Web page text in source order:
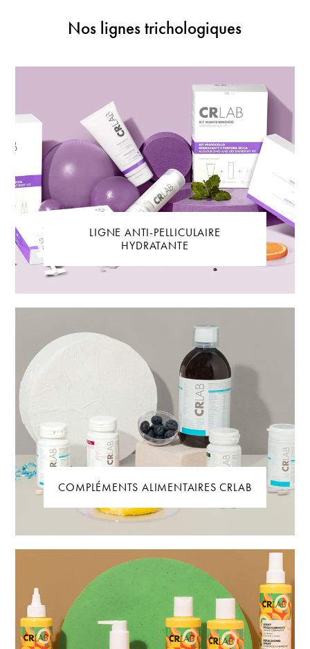
Nos lignes trichologiques
LIGNE ANTI-PELLICULAIRE
HYDRATANTE
COMPLÉMENTS ALIMENTAIRES CRLAB